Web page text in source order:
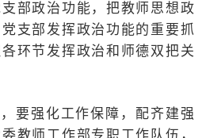
部政治功能，把教师思想政
支部发挥政治功能的重要抓
环节发挥政治和师德双把关
要强化工作保障，配齐建强